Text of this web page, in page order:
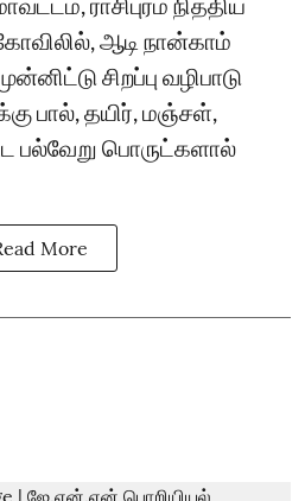
ஆடி நான்காம்
சிறப்பு வழிபாடு
பால், தயிர், மஞ்சள்,
பல்வேறு பொருட்களால்
More